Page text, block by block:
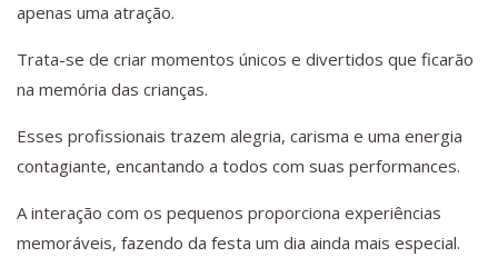
apenas uma atração.
Trata-se de criar momentos únicos e divertidos que ficarão
na memória das crianças.
Esses profissionais trazem alegria, carisma e uma energia
contagiante, encantando a todos com suas performances.
A interação com os pequenos proporciona experiências
memoráveis, fazendo da festa um dia ainda mais especial.